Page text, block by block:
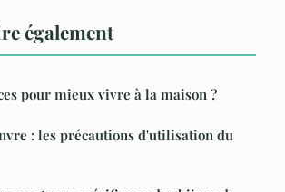
également
pour mieux vivre à la maison ?
: les précautions d'utilisation du